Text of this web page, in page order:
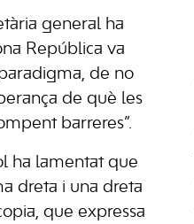
general ha
República va
de no
de què les
barreres”.
ha lamentat que
dreta i una dreta
que expressa